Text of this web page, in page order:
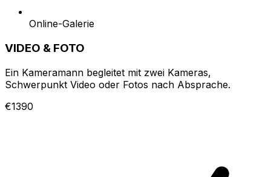
Online-Galerie
VIDEO & FOTO
Ein Kameramann begleitet mit zwei Kameras,
Schwerpunkt Video oder Fotos nach Absprache.
€1390